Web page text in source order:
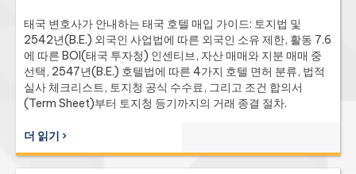
태국 변호사가 안내하는 태국 호텔 매입 가이드: 토지법 및
2542년(B.E.) 외국인 사업법에 따른 외국인 소유 제한, 활동 7.6
에 따른 BOI(태국 투자청) 인센티브, 자산 매매와 지분 매매 중
선택, 2547년(B.E.) 호텔법에 따른 4가지 호텔 면허 분류, 법적
실사 체크리스트, 토지청 공식 수수료, 그리고 조건 합의서
(Term Sheet)부터 토지청 등기까지의 거래 종결 절차.
더 읽기 ›